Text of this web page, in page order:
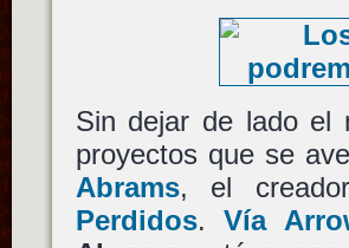
Sin dejar de lado el
proyectos que se
Abrams, el
Perdidos.Vía